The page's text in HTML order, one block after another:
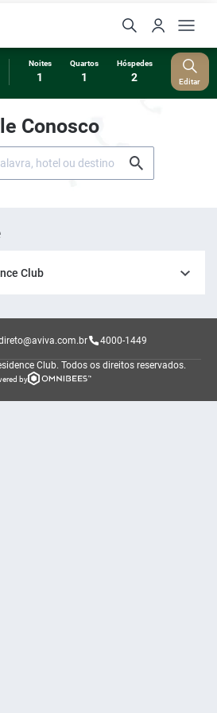
Noites
1
Quartos
1
Hóspedes
2 Editar
Conosco
Club
4000-1449
Club. Todos os direitos reservados.
by